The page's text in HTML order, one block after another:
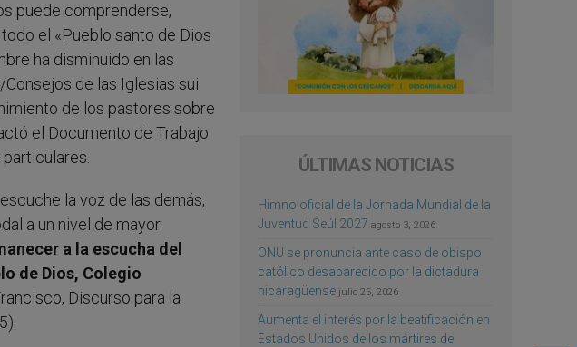
puede comprenderse,
el «Pueblo santo de Dios
ha disminuido en las
de las Iglesias sui
de los pastores sobre
el Documento de Trabajo
la voz de las demás,
a un nivel de mayor
a la escucha del
de Dios, Colegio
Discurso para la
ÚLTIMAS NOTICIAS
Himno oficial de la Jornada Mundial de la
Juventud Seúl 2027 agosto 3, 2026
ONU se pronuncia ante caso de obispo
católico desaparecido por la dictadura
nicaragüense julio 25, 2026
Aumenta el interés por la beatificación en
Estados Unidos de los mártires de